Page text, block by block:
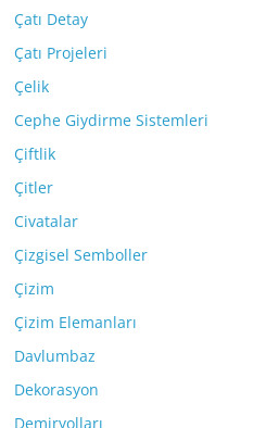
Çatı Detay
Çatı Projeleri
Çelik
Cephe Giydirme Sistemleri
Çiftlik
Çitler
Civatalar
Çizgisel Semboller
Çizim
Çizim Elemanları
Davlumbaz
Dekorasyon
Demiryolları